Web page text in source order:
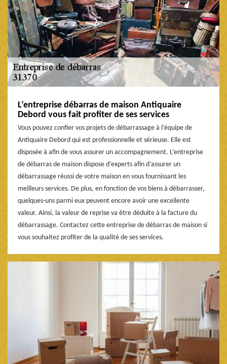
L’entreprise débarras de maison Antiquaire
Debord vous fait profiter de ses services
Vous pouvez confier vos projets de débarrassage à l’équipe de
Antiquaire Debord qui est professionnelle et sérieuse. Elle est
disposée à afin de vous assurer un accompagnement. L’entreprise
de débarras de maison dispose d’experts afin d’assurer un
débarrassage réussi de votre maison en vous fournissant les
meilleurs services. De plus, en fonction de vos biens à débarrasser,
quelques-uns parmi eux peuvent encore avoir une excellente
valeur. Ainsi, la valeur de reprise va être déduite à la facture du
débarrassage. Contactez cette entreprise de débarras de maison si
vous souhaitez profiter de la qualité de ses services.